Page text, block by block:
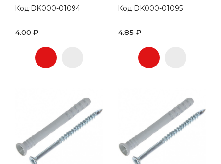
Код:DK000-01094
4.00 ₽
Код:DK000-01095
4.85 ₽